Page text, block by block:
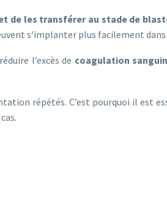
de les transférer au stade de
s’implanter plus facilement dans
l’excès de coagulation
répétés. C’est pourquoi il est